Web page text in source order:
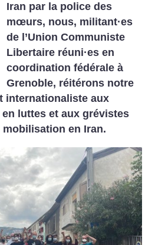
Iran par la police des
mœurs, nous, militant·es
de l’Union Communiste
Libertaire réuni·es en
coordination fédérale à
Grenoble, réitérons notre
internationaliste aux
luttes et aux grévistes
en Iran.